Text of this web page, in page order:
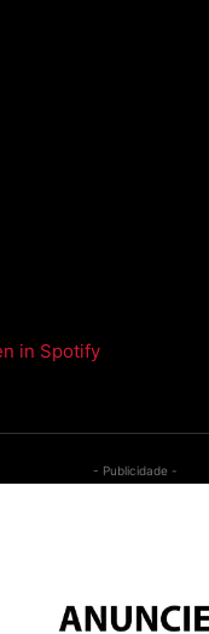
in Spotify
- Publicidade -